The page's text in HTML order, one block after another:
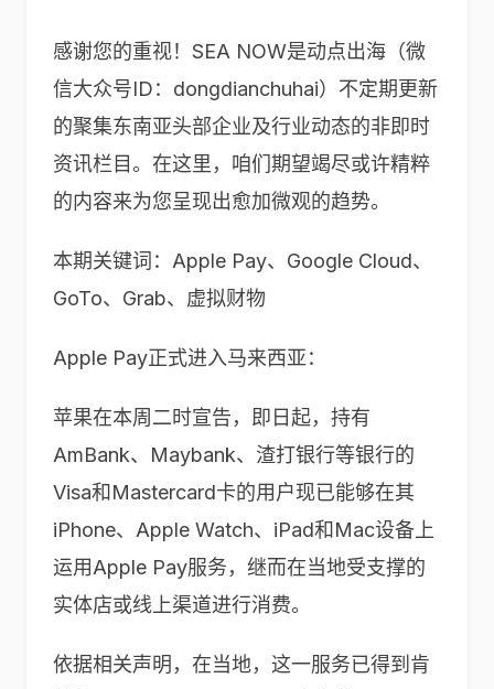
感谢您的重视！SEA NOW是动点出海（微
信大众号ID：dongdianchuhai）不定期更新
的聚集东南亚头部企业及行业动态的非即时
资讯栏目。在这里，咱们期望竭尽或许精粹
的内容来为您呈现出愈加微观的趋势。
本期关键词：Apple Pay、Google Cloud、
GoTo、Grab、虚拟财物
Apple Pay正式进入马来西亚：
苹果在本周二时宣告，即日起，持有
AmBank、Maybank、渣打银行等银行的
Visa和Mastercard卡的用户现已能够在其
iPhone、Apple Watch、iPad和Mac设备上
运用Apple Pay服务，继而在当地受支撑的
实体店或线上渠道进行消费。
依据相关声明，在当地，这一服务已得到肯